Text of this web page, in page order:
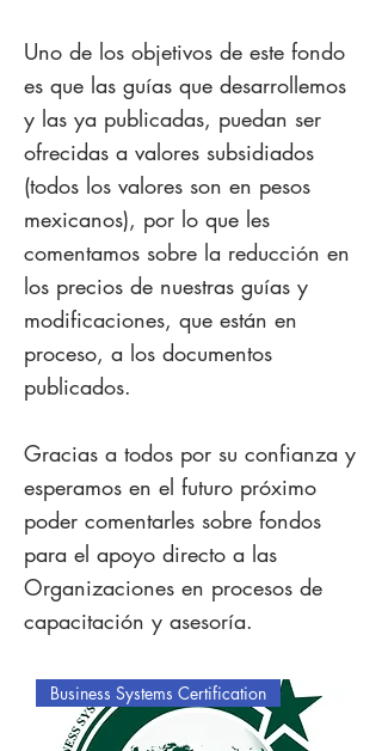
Uno de los objetivos de este fondo
es que las guías que desarrollemos
y las ya publicadas, puedan ser
ofrecidas a valores subsidiados
(todos los valores son en pesos
mexicanos), por lo que les
comentamos sobre la reducción en
los precios de nuestras guías y
modificaciones, que están en
proceso, a los documentos
publicados.
​Gracias a todos por su confianza y
esperamos en el futuro próximo
poder comentarles sobre fondos
para el apoyo directo a las
Organizaciones en procesos de
capacitación y asesoría.
Business Systems Certification